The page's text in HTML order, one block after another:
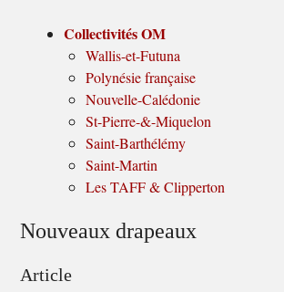
Collectivités OM
Wallis-et-Futuna
Polynésie française
Nouvelle-Calédonie
St-Pierre-&-Miquelon
Saint-Barthélémy
Saint-Martin
Les TAFF & Clipperton
Nouveaux drapeaux
Article